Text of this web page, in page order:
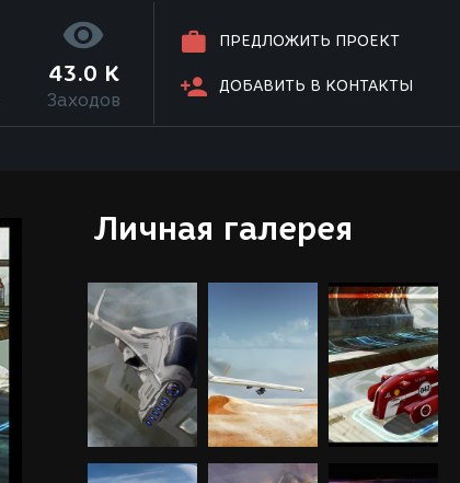
ПРЕДЛОЖИТЬ ПРОЕКТ
ДОБАВИТЬ В КОНТАКТЫ
43.0 K
Заходов
Личная галерея